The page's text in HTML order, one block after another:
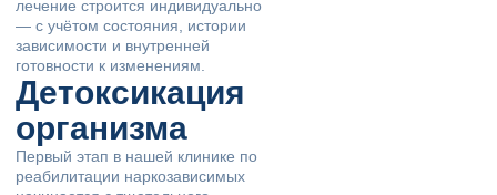
лечение строится индивидуально
— с учётом состояния, истории
зависимости и внутренней
готовности к изменениям.
Детоксикация
организма
Первый этап в нашей клинике по
реабилитации наркозависимых